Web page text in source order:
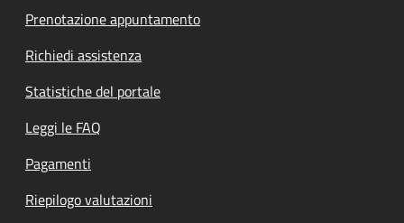
Prenotazione appuntamento
Richiedi assistenza
Statistiche del portale
Leggi le FAQ
Pagamenti
Riepilogo valutazioni